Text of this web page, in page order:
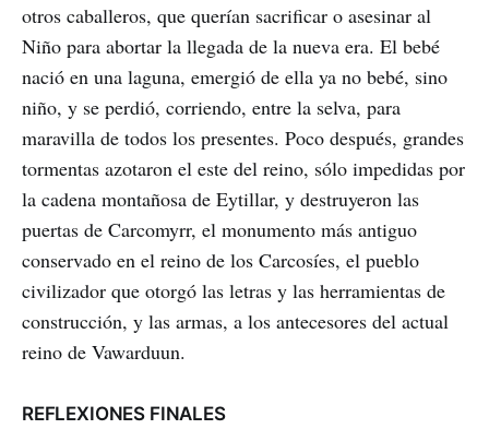
otros caballeros, que querían sacrificar o asesinar al
Niño para abortar la llegada de la nueva era. El bebé
nació en una laguna, emergió de ella ya no bebé, sino
niño, y se perdió, corriendo, entre la selva, para
maravilla de todos los presentes. Poco después, grandes
tormentas azotaron el este del reino, sólo impedidas por
la cadena montañosa de Eytillar, y destruyeron las
puertas de Carcomyrr, el monumento más antiguo
conservado en el reino de los Carcosíes, el pueblo
civilizador que otorgó las letras y las herramientas de
construcción, y las armas, a los antecesores del actual
reino de Vawarduun.
REFLEXIONES FINALES